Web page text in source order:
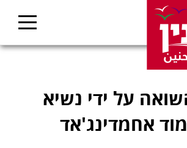
על ידי נשיא
אחמדינג'אד